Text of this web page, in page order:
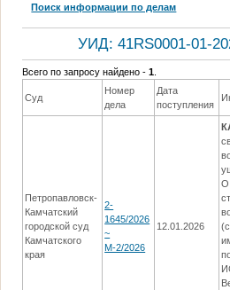
Поиск информации по делам
УИД: 41RS0001-01-
Всего по запросу найдено -1
Суд
Номер
дела
Дата
поступления
Петропавловск-
Камчатский
городской суд
Камчатского
края
2-
1645/2026
~
М-2/2026
12.01.2026